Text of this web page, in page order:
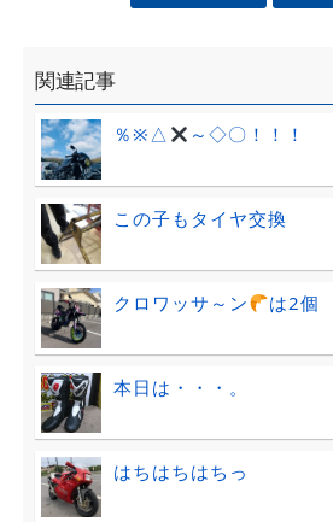
関連記事
％※△ ～◇〇！！！
この子もタイヤ交換
クロワッサ～ン は2個
本日は・・・。
はちはちはちっ